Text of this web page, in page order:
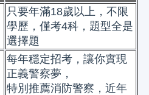
只要年滿18歲以上，不限
學歷，僅考4科，題型全是
選擇題
每年穩定招考，讓你實現
正義警察夢，
特別推薦消防警察，近年